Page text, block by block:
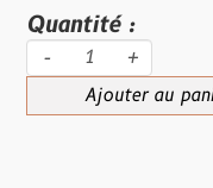
Quantité :
- +
Ajouter au